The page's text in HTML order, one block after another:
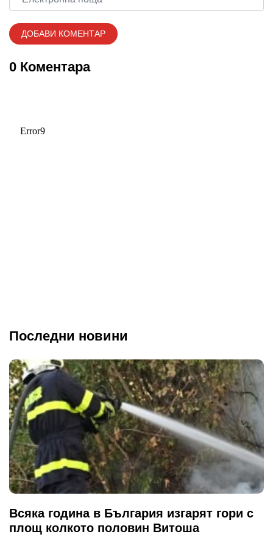
0 Коментара
Последни новини
Всяка година в България изгарят гори с
площ колкото половин Витоша